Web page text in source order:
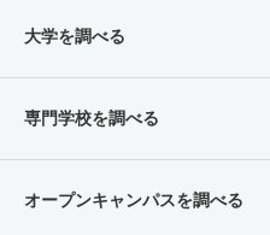
大学を調べる
専門学校を調べる
オープンキャンパスを調べる